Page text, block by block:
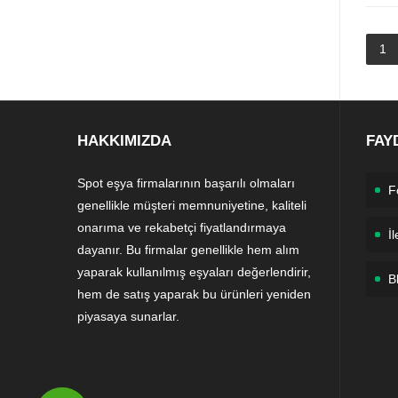
1
HAKKIMIZDA
Spot eşya firmalarının başarılı olmaları
genellikle müşteri memnuniyetine, kaliteli
onarıma ve rekabetçi fiyatlandırmaya
dayanır. Bu firmalar genellikle hem alım
yaparak kullanılmış eşyaları değerlendirir,
hem de satış yaparak bu ürünleri yeniden
piyasaya sunarlar.